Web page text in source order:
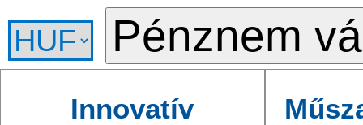
Innovatív